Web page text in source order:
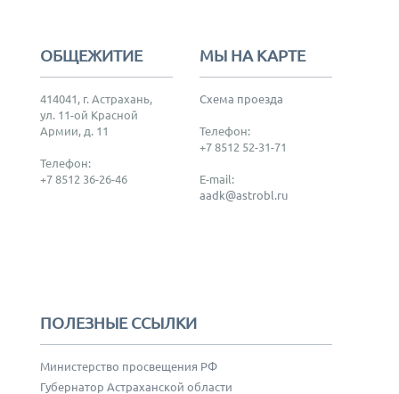
ОБЩЕЖИТИЕ
414041, г. Астрахань,
ул. 11-ой Красной
Армии, д. 11
Телефон:
+7 8512 36-26-46
МЫ НА КАРТЕ
Схема проезда
Телефон:
+7 8512 52-31-71
E-mail:
aadk@astrobl.ru
ПОЛЕЗНЫЕ ССЫЛКИ
Министерство просвещения РФ
Губернатор Астраханской области